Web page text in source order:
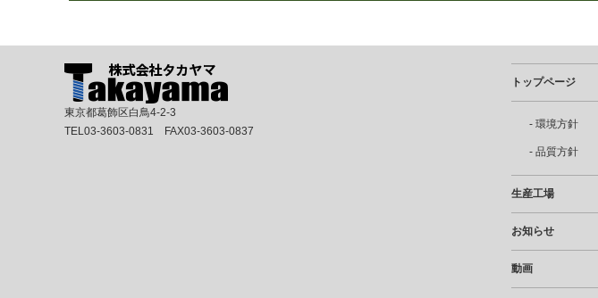
東京都葛飾区白鳥4-2-3
TEL03-3603-0831 FAX03-3603-0837
トップページ
環境方針
品質方針
生産工場
お知らせ
動画